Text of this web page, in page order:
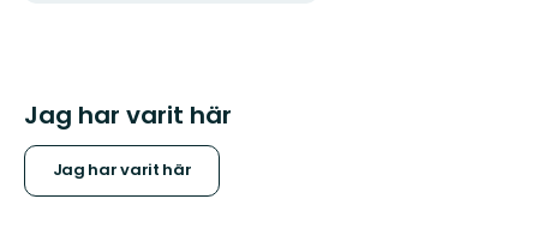
Jag har varit här
Jag har varit här